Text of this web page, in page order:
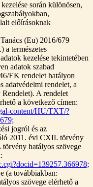
során különösen,
előírásoknak
(Eu) 2016/679
a természetes
kezelése tekintetében
adatok szabad
EK rendelet hatályon
adatvédelmi rendelet, a
A rendelet
a következő címen:
content/HU/TXT/?
jogról és az
2011. évi CXII. törvény
hatályos szövege
(a továbbiakban:
szövege elérhető a